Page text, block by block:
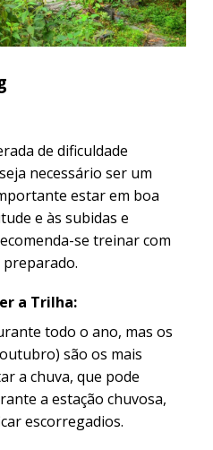
de dificuldade
necessário ser um
estar em boa
e às subidas e
se treinar com
a Trilha:
todo o ano, mas os
são os mais
a chuva, que pode
a estação chuvosa,
escorregadios.